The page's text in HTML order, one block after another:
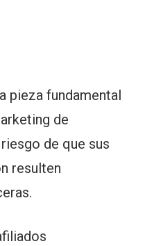
pieza fundamental
de
de que sus
resulten